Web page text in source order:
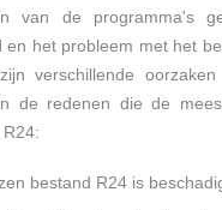
van de programma's
en het probleem met het
verschillende
de redenen die de
bestand R24 is